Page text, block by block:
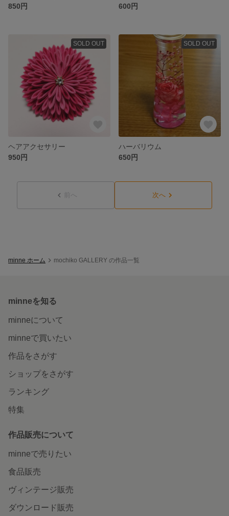
850円
600円
SOLD OUT
ヘアアクセサリー
950円
SOLD OUT
ハーバリウム
650円
前へ 次へ
minne ホーム mochiko GALLERY の作品一覧
minneを知る
minneについて
minneで買いたい
作品をさがす
ショップをさがす
ランキング
特集
作品販売について
minneで売りたい
食品販売
ヴィンテージ販売
ダウンロード販売